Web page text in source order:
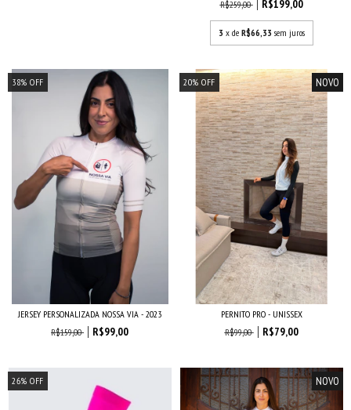
R$259,00
R$199,00
3 x de R$66,33 sem juros
38% OFF
JERSEY PERSONALIZADA NOSSA VIA - 2023
R$159,00
R$99,00
20% OFF NOVO
PERNITO PRO - UNISSEX
R$99,00
R$79,00
26% OFF NOVO